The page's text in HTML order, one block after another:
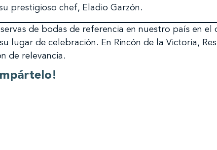
prestigioso chef, Eladio Garzón.
de bodas de referencia en nuestro país en el
lugar de celebración. En Rincón de la Victoria,
de relevancia.